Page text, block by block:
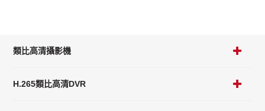
類比高清攝影機
H.265類比高清DVR